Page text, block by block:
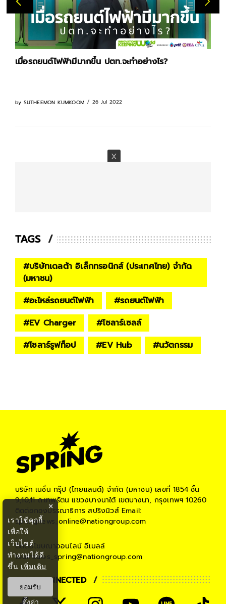
เมื่อรถยนต์ไฟฟ้ามีมากขึ้น ปตท.จะทำอย่างไร?
by SUTHEEMON KUMKOOM 26 Jul 2022
TAGS
#บริษัทเดลต้า อิเล็กทรอนิกส์ (ประเทศไทย) จำกัด
(มหาชน)
#อะไหล่รถยนต์ไฟฟ้า #รถยนต์ไฟฟ้า
#EV Charger #โซลาร์เซลล์
#โซลาร์รูฟท็อป #EV Hub #นวัตกรรม
#Innovation Keeping the World
บริษัท เนชั่น กรุ๊ป (ไทยแลนด์) จำกัด (มหาชน) เลขที่ 1854 ชั้น
9,10,11 ถ.เทพรัตน แขวงบางนาใต้ เขตบางนา, กรุงเทพฯ 10260
ติดต่อกองบรรณาธิการ สปริงนิวส์Email:
springnews_online@nationgroup.com
ติดต่อโฆษณาออนไลน์ อีเมลล์
teamsales_spring@nationgroup.com
STAY CONNECTED
×
เราใช้คุกกี้
เพื่อให้
เว็บไซต์
ทำงานได้ดี
ขึ้น เพิ่มเติม
ยอมรับ
ตั้งค่า